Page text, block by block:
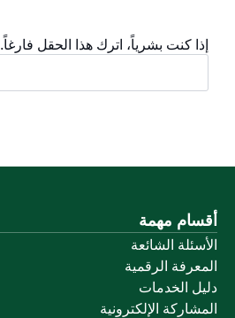
إذا كنت بشرياً، اترك هذا الحقل فارغاً.
أقسام مهمة
الأسئلة الشائعة
المعرفة الرقمية
دليل الخدمات
المشاركة الإلكترونية